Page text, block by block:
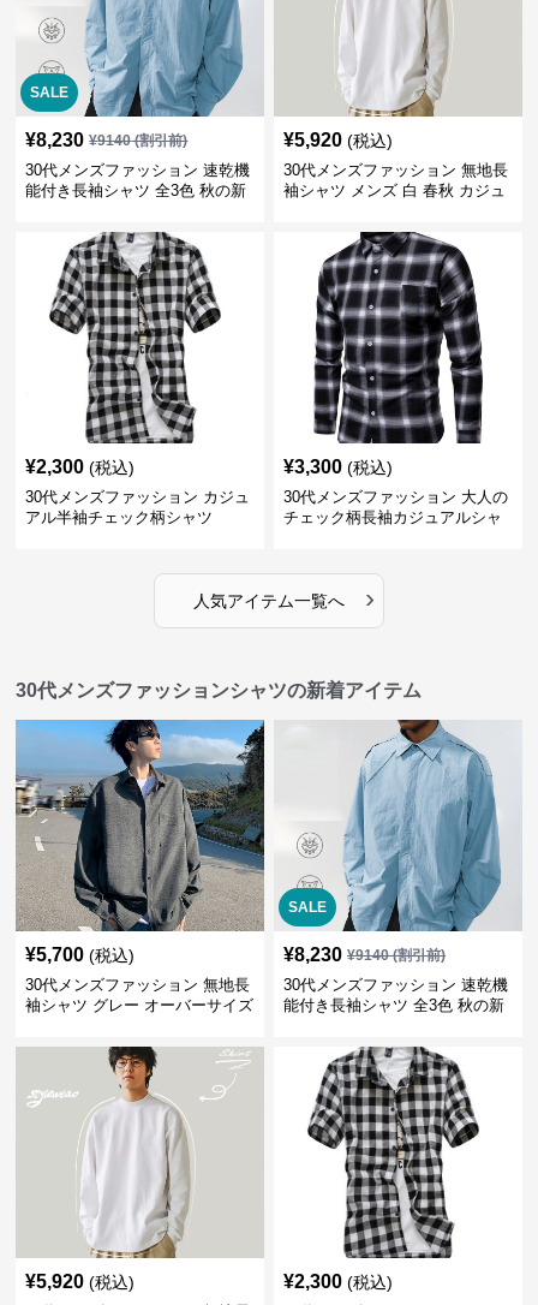
SALE
¥8,230 ¥9140(割引前)
30代メンズファッション 速乾機
能付き長袖シャツ 全3色 秋の新
¥5,920 (税込)
30代メンズファッション 無地長
袖シャツ メンズ 白 春秋 カジュ
¥2,300 (税込)
30代メンズファッション カジュ
アル半袖チェック柄シャツ
¥3,300 (税込)
30代メンズファッション 大人の
チェック柄長袖カジュアルシャ
人気アイテム一覧へ ›
30代メンズファッションシャツの新着アイテム
¥5,700 (税込)
30代メンズファッション 無地長
袖シャツ グレー オーバーサイズ
SALE
¥8,230 ¥9140(割引前)
30代メンズファッション 速乾機
能付き長袖シャツ 全3色 秋の新
¥5,920 (税込) ¥2,300 (税込)